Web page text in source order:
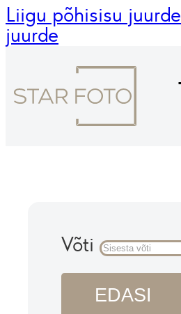
Liigu põhisisu juurde
juurde
Võti